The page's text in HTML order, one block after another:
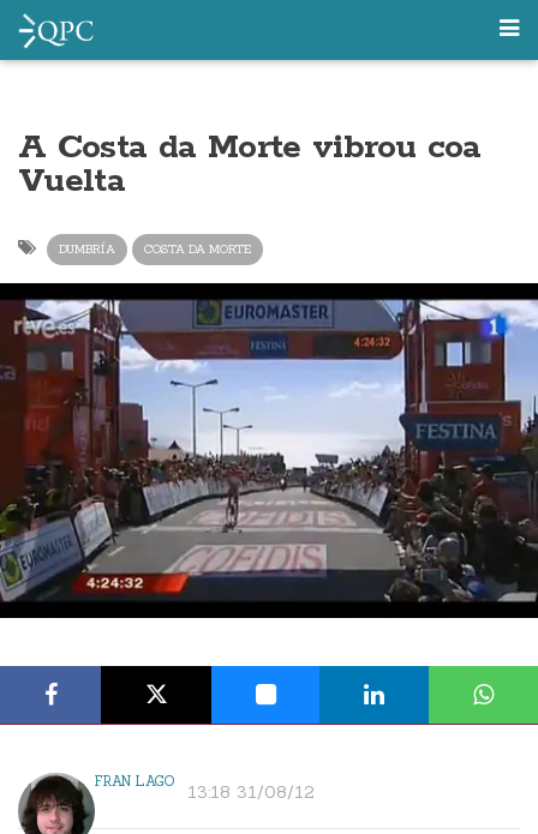
A Costa da Morte vibrou coa
Vuelta
DUMBRÍA COSTA DA MORTE
FRAN LAGO 13:18 31/08/12